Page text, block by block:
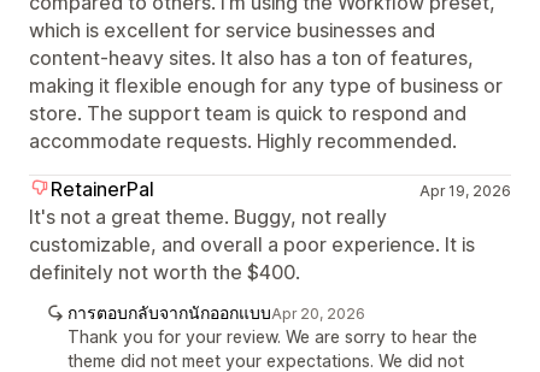
which is excellent for service businesses and
content-heavy sites. It also has a ton of features,
making it flexible enough for any type of business or
store. The support team is quick to respond and
accommodate requests. Highly recommended.
RetainerPal
Apr 19, 2026
It's not a great theme. Buggy, not really
customizable, and overall a poor experience. It is
definitely not worth the $400.
การตอบกลับจากนักออกแบบApr 20, 2026
Thank you for your review. We are sorry to hear the
theme did not meet your expectations. We did not